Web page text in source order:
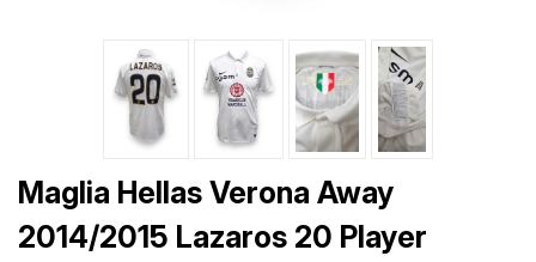
Maglia Hellas Verona Away
2014/2015 Lazaros 20 Player